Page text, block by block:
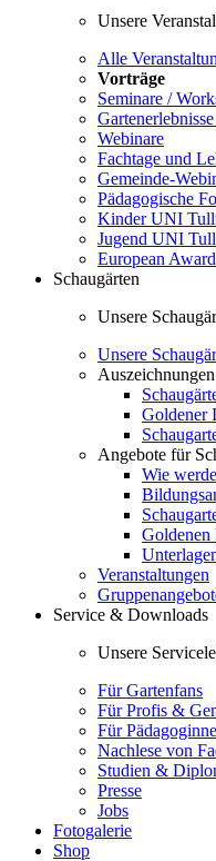
Unsere
Alle
Vorträge
Seminare /
Webinare
Fachtage und
Gemeinde-
Pädagogische
Kinder UNI
Jugend UNI
European
Schaugärten
Unsere
Unsere
Auszeichnungen
Goldener
Angebote für
Wie
Goldenen
Veranstaltungen
Service & Downloads
Unsere
Für Gartenfans
Für Profis &
Für
Nachlese von
Studien &
Presse
Jobs
Fotogalerie
Shop